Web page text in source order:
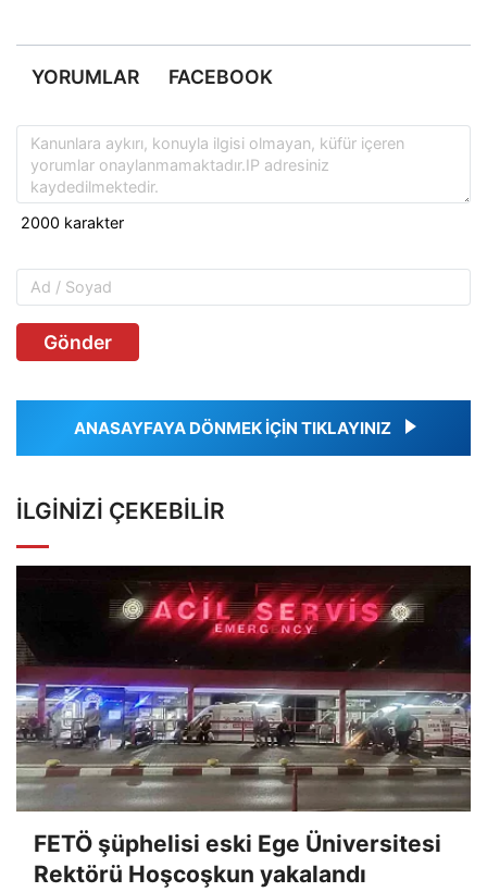
YORUMLAR FACEBOOK
Gönder
ANASAYFAYA DÖNMEK İÇİN TIKLAYINIZ
İLGINIZI ÇEKEBILIR
FETÖ şüphelisi eski Ege Üniversitesi
Rektörü Hoşcoşkun yakalandı